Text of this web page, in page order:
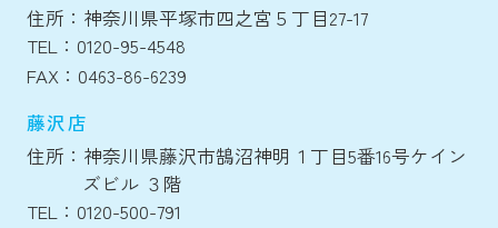
住所：神奈川県平塚市四之宮５丁目27-17
TEL：0120-95-4548
FAX：0463-86-6239
藤沢店
住所：神奈川県藤沢市鵠沼神明１丁目5番16号ケイン
ズビル ３階
TEL：0120-500-791